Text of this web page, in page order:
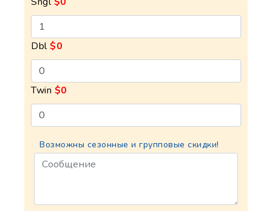
Dbl$0
Twin $0
Возможны сезонные и групповые скидки!